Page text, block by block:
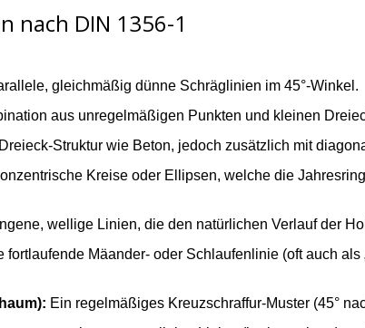
nach DIN 1356-1
gleichmäßig dünne Schräglinien im 45°-Winkel.
aus unregelmäßigen Punkten und kleinen
Struktur wie Beton, jedoch zusätzlich mit
Kreise oder Ellipsen, welche die
wellige Linien, die den natürlichen Verlauf der
fortlaufende Mäander- oder Schlaufenlinie (oft auch als
Ein regelmäßiges Kreuzschraffur-Muster (45°